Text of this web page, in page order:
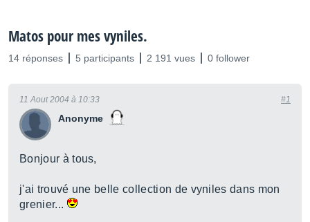
Matos pour mes vyniles.
14 réponses 5 participants 2 191 vues 0 follower
Anonyme
11 Aout 2004 à 10:33 #1
Bonjour à tous,
j'ai trouvé une belle collection de vyniles dans mon
grenier...